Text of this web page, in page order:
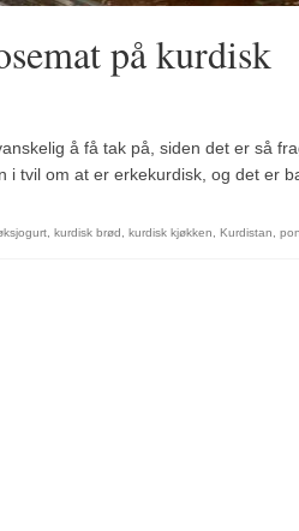
på kurdisk
å få tak på, siden det er så
i tvil om at er erkekurdisk, og det er
kurdisk brød kurdisk kjøkken Kurdistan